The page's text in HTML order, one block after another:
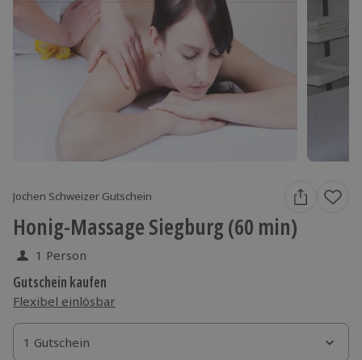
Jochen Schweizer Gutschein
Honig-Massage Siegburg (60 min)
1 Person
Gutschein kaufen
Flexibel einlösbar
1 Gutschein
1 Gutschein
1 Gutschein